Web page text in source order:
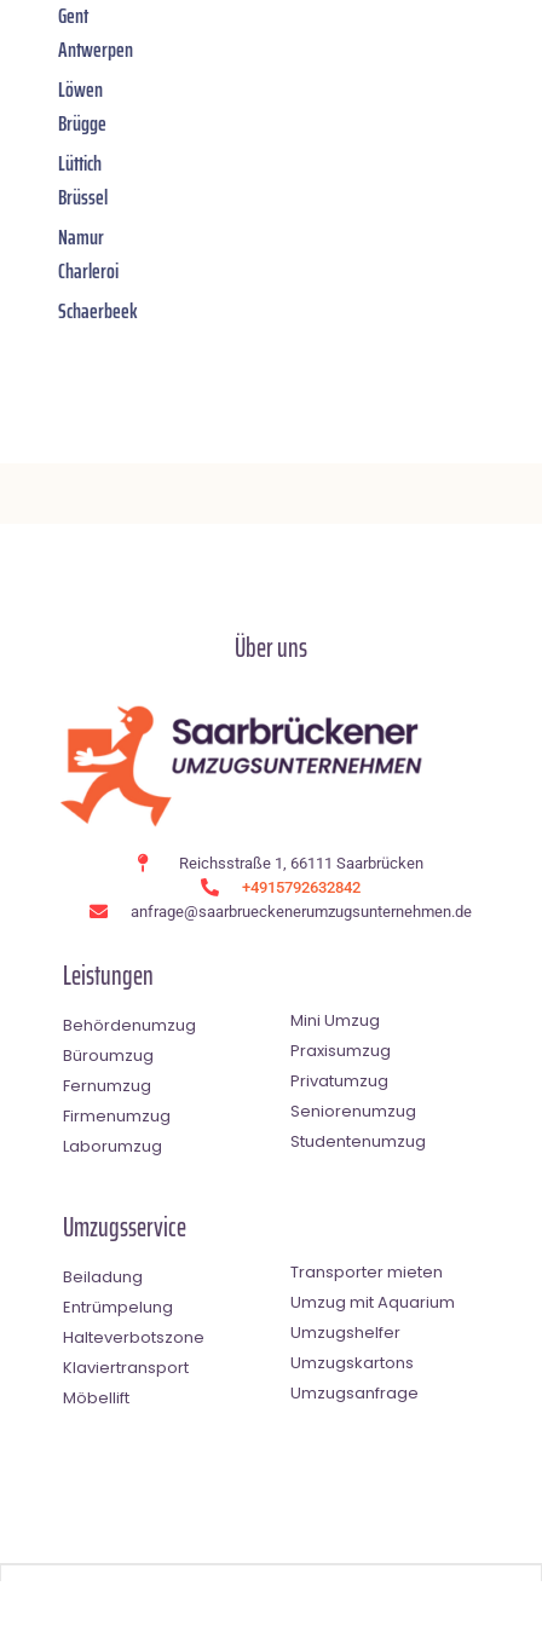
Gent
Antwerpen
Löwen
Brügge
Lüttich
Brüssel
Namur
Charleroi
Schaerbeek
Über uns
Reichsstraße 1, 66111 Saarbrücken
+4915792632842
anfrage@saarbrueckenerumzugsunternehmen.de
Leistungen
Behördenumzug
Büroumzug
Fernumzug
Firmenumzug
Laborumzug
Mini Umzug
Praxisumzug
Privatumzug
Seniorenumzug
Studentenumzug
Umzugsservice
Beiladung
Entrümpelung
Halteverbotszone
Klaviertransport
Möbellift
Transporter mieten
Umzug mit Aquarium
Umzugshelfer
Umzugskartons
Umzugsanfrage